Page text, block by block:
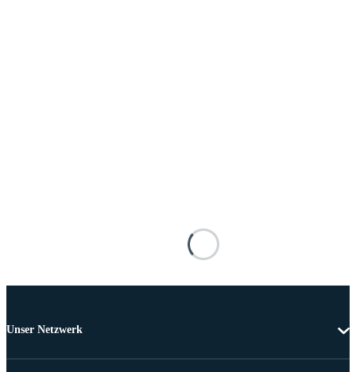
Unser Netzwerk